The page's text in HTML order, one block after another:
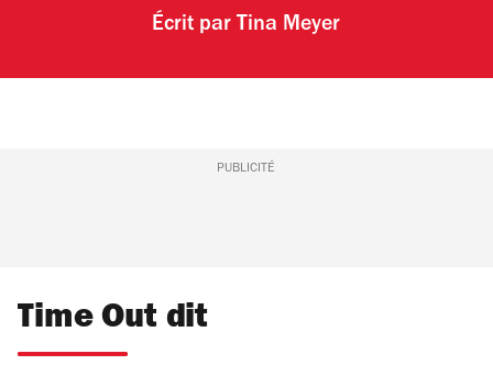
Écrit par Tina Meyer
PUBLICITÉ
Time Out dit